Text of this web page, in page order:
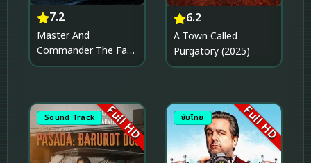
7.2
Master And
Commander The Far
Side of the World
ล่าสุดขอบโลก
6.2
A Town Called
Purgatory (2025)
Sound Track Full HD ซับไทย Full HD